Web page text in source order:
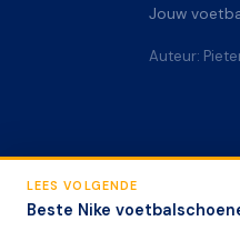
Jouw
Auteur:
LEES VOLGENDE
Beste Nike